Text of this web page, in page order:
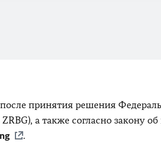
принятия решения
а также согласно закону
.